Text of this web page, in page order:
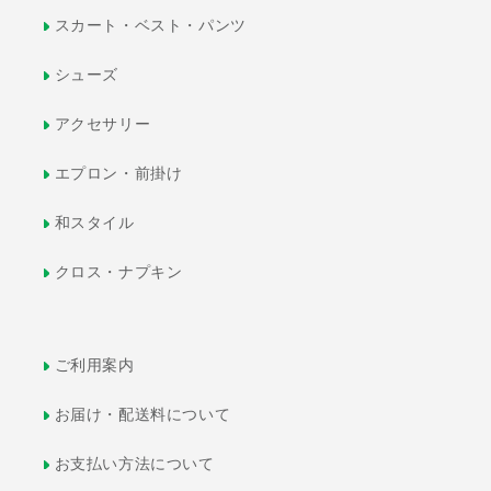
スカート・ベスト・パンツ
シューズ
アクセサリー
エプロン・前掛け
和スタイル
クロス・ナプキン
ご利用案内
お届け・配送料について
お支払い方法について